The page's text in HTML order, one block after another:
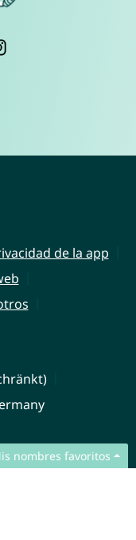
nombres favoritos
de la app